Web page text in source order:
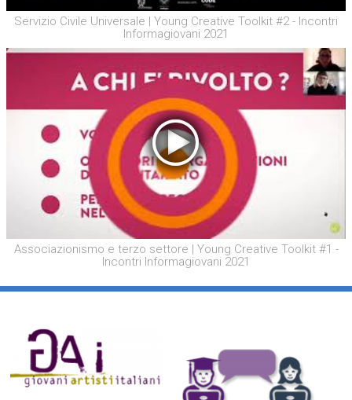
Servizio Civile Universale | Young Creative Toolkit #2 - Incontri
Informagiovani 2021
Associazionismo e terzo settore | Young Creative Toolkit #1 -
Incontri Informagiovani 2021